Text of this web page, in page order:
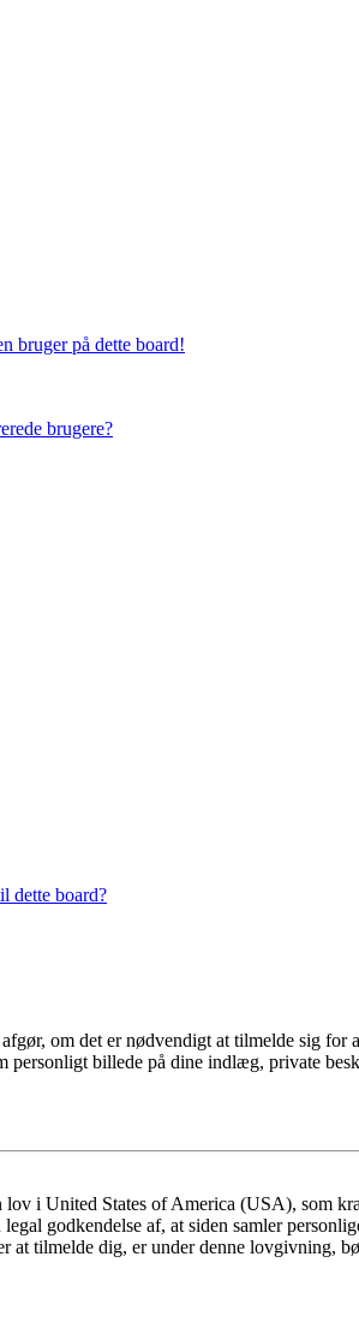
bruger på dette board!
brugere?
dette board?
om det er nødvendigt at tilmelde sig
billede på dine indlæg, private
i United States of America (USA), som
godkendelse af, at siden samler
at tilmelde dig, er under denne